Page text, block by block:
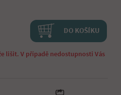
DO KOŠÍKU
lišit. V případě nedostupnosti Vás